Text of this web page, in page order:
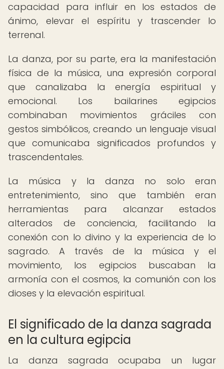
capacidad para influir en los estados de
ánimo, elevar el espíritu y trascender lo
terrenal.
La danza, por su parte, era la manifestación
física de la música, una expresión corporal
que canalizaba la energía espiritual y
emocional. Los bailarines egipcios
combinaban movimientos gráciles con
gestos simbólicos, creando un lenguaje visual
que comunicaba significados profundos y
trascendentales.
La música y la danza no solo eran
entretenimiento, sino que también eran
herramientas para alcanzar estados
alterados de conciencia, facilitando la
conexión con lo divino y la experiencia de lo
sagrado. A través de la música y el
movimiento, los egipcios buscaban la
armonía con el cosmos, la comunión con los
dioses y la elevación espiritual.
El significado de la danza sagrada
en la cultura egipcia
La danza sagrada ocupaba un lugar